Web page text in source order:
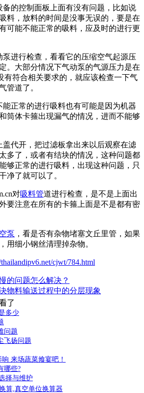
的控制面板上面有没有问题，比如说
料，放料的时间是没事无误的，要是在
可能不能正常的吸料，应及时的进行更
进行检查，看看它的压缩空气起源压
。大部分情况下气动泵的气源压力是在
有符合相关要求的，就应该检查一下气
管道了。
正常的进行吸料也有可能是因为机器
筒体卡箍出现漏气的情况，进而不能够
代开，把过滤板拿出来以后观察在滤
多了，或者有结块的情况，这种问题都
够正常的进行吸料，出现这种问题，只
净了就可以了。
对吸料管道进行检查，是不是上面出
要注意在所有的卡箍上面是不是都有密
泵 ，看是否有杂物堵塞文丘里管，如果
用细小钢丝清理掉杂物。
cjwt/784.html
的问题怎么解决？
物料输送过程中的分层现象
了
多少
问题
飞扬问题
来场蔬菜飨宴吧！
哪些?
择与维护
算,真空单位换算器